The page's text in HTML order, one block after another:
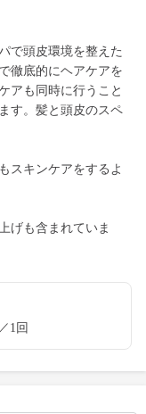
で頭皮環境を整えた
徹底的にヘアケアを
アも同時に行うこと
す。髪と頭皮のスペ
スキンケアをするよ
げも含まれていま
1回